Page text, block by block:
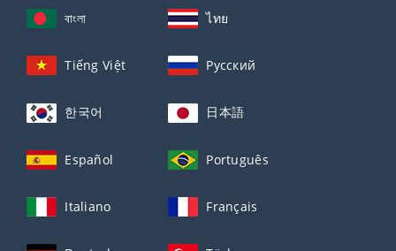
বাংলা ไทย
Tiếng Việt Русский
한국어 日本語
Español Português
Italiano Français